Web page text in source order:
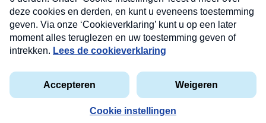
Privacyverklaring
Cookieverklaring
Kwetsbaarheid melden
Copyright © 2026 MAX Vandaag - Omroep MAX
Nieuwsbrief
Neem hier een gratis abonnement op onze
nieuwsbrief. Elke vrijdag- en dinsdagochtend in uw